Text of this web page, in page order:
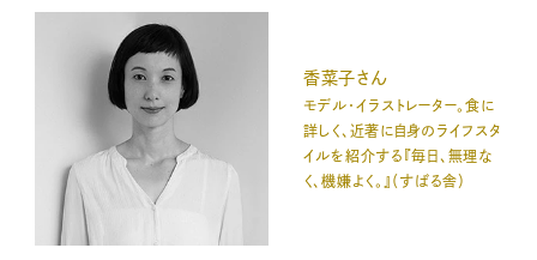
香菜子さん
モデル・イラストレーター。食に
詳しく、近著に自身のライフスタ
イルを紹介する『毎日、無理な
く、機嫌よく。』（すばる舎）